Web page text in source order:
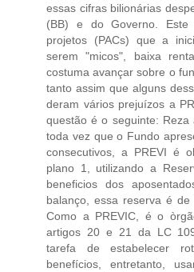
essas cifras bilionárias
(BB) e do Governo. Este
projetos (PACs) que a
serem "micos", baixa
costuma avançar sobre o
tanto assim que alguns
deram vários prejuízos a
questão é o seguinte:
toda vez que o Fundo
consecutivos, a PREVI é
plano 1, utilizando a
beneficios dos
balanço, essa reserva é
Como a PREVIC, é o
artigos 20 e 21 da LC
tarefa de estabelecer
benefícios, entretanto,